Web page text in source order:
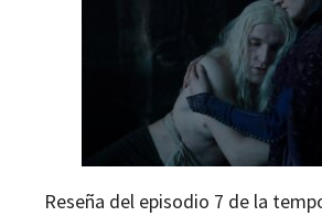
Reseña del episodio 7 de la